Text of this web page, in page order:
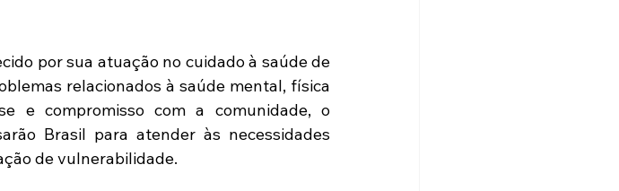
por sua atuação no cuidado à saúde de
relacionados à saúde mental, física
e compromisso com a comunidade, o
Brasil para atender às necessidades
de vulnerabilidade.